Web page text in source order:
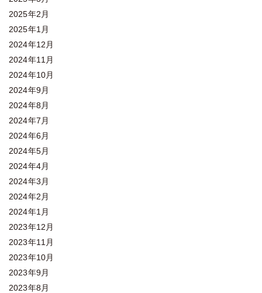
2025年2月
2025年1月
2024年12月
2024年11月
2024年10月
2024年9月
2024年8月
2024年7月
2024年6月
2024年5月
2024年4月
2024年3月
2024年2月
2024年1月
2023年12月
2023年11月
2023年10月
2023年9月
2023年8月